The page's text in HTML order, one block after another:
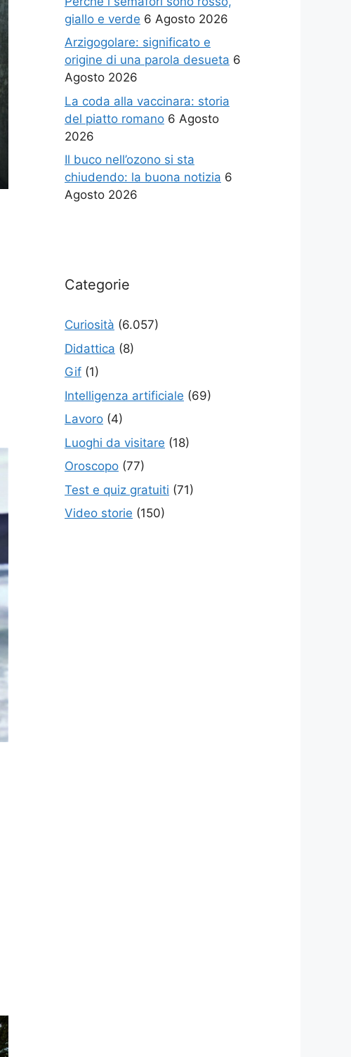
giallo e verde 6 Agosto 2026
Arzigogolare: significato e
origine di una parola desueta 6
Agosto 2026
La coda alla vaccinara: storia
del piatto romano 6 Agosto
2026
Il buco nell’ozono si sta
chiudendo: la buona notizia 6
Agosto 2026
Categorie
Curiosità (6.057)
Didattica (8)
Gif (1)
Intelligenza artificiale (69)
Lavoro (4)
Luoghi da visitare (18)
Oroscopo (77)
Test e quiz gratuiti (71)
Video storie (150)